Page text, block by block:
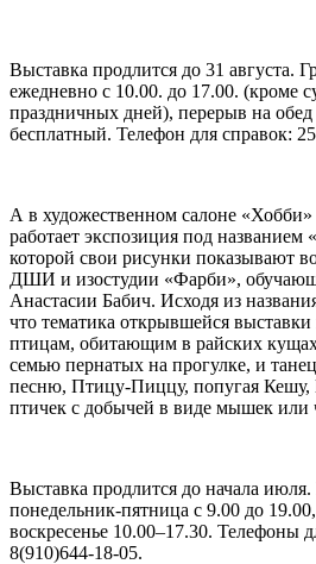
Выставка продлится до 31 августа.
ежедневно с 10.00. до 17.00. (кроме
праздничных дней), перерыв на
бесплатный. Телефон для справок:
А в художественном салоне
работает экспозиция под названием
которой свои рисунки показывают
ДШИ и изостудии «Фарби»,
Анастасии Бабич. Исходя из
что тематика открывшейся
птицам, обитающим в райских
семью пернатых на прогулке, и
песню, Птицу-Пиццу, попугая
птичек с добычей в виде мышек или
Выставка продлится до начала
понедельник-пятница с 9.00 до
воскресенье 10.00–17.30. Телефоны
8(910)644-18-05.